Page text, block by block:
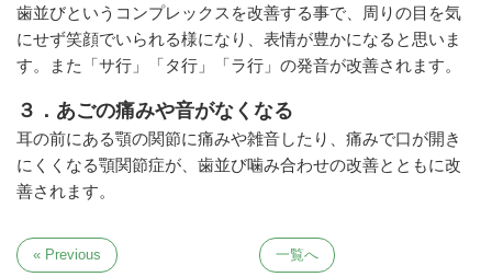
歯並びというコンプレックスを改善する事で、周りの目を気
にせず笑顔でいられる様になり、表情が豊かになると思いま
す。また「サ行」「タ行」「ラ行」の発音が改善されます。
３．あごの痛みや音がなくなる
耳の前にある顎の関節に痛みや雑音したり、痛みで口が開き
にくくなる顎関節症が、歯並び噛み合わせの改善とともに改
善されます。
« Previous 一覧へ